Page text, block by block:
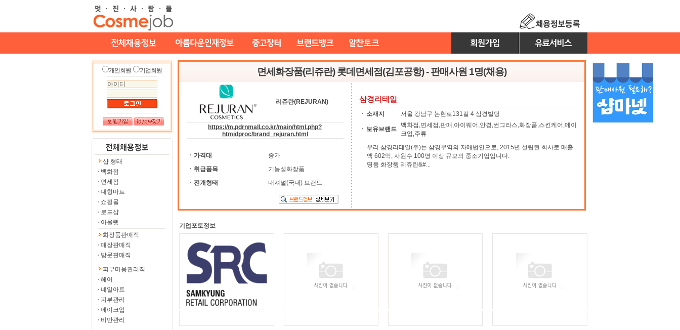
개인회원 기업회원
샵 형태
백화점
면세점
대형마트
쇼핑몰
로드샵
아울렛
화장품판매직
매장판매직
방문판매직
피부미용관리직
헤어
네일아트
피부관리
메이크업
비만관리
면세화장품(리쥬란) 롯데면세점(김포공항) - 판매사원 1명(채용)
리쥬란(REJURAN)
https://m.pdrnmall.co.kr/main/html.php?
htmidproc/brand_rejuran.html
가격대
중가
취급품목
기능성화장품
전개형태
내셔널(국내) 브랜드
삼경리테일
소재지 서울 강남구 논현로131길 4 삼경빌딩
보유브랜드
백화점,면세점,판매,아이웨어,안경,썬그라스,화장품,스킨케어,메이
크업,주류
우리 삼경리테일(주)는 삼경무역의 자매법인으로, 2015년 설립된 회사로 매출
액 602억, 사원수 100명 이상 규모의 중소기업입니다.
명품 화장품 리쥬란&#...
기업포토정보